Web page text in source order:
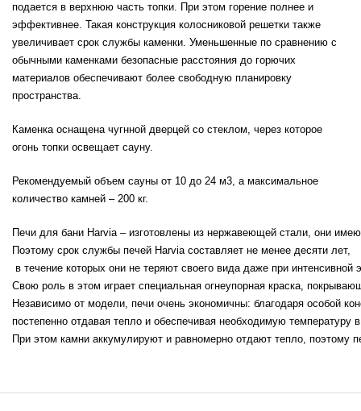
подается в верхнюю часть топки. При этом горение полнее и
эффективнее. Такая конструкция колосниковой решетки также
увеличивает срок службы каменки. Уменьшенные по сравнению с
обычными каменками безопасные расстояния до горючих
материалов обеспечивают более свободную планировку
пространства.
Каменка оснащена чугнной дверцей со стеклом, через которое
огонь топки освещает сауну.
Рекомендуемый объем сауны от 10 до 24 м3, а максимальное
количество камней – 200 кг.
Печи для бани Harvia – изготовлены из нержавеющей стали, они
Поэтому срок службы печей Harvia составляет не менее десяти лет,
в течение которых они не теряют своего вида даже при интенсивной
Свою роль в этом играет специальная огнеупорная краска,
Независимо от модели, печи очень экономичны: благодаря особой
постепенно отдавая тепло и обеспечивая необходимую температуру
При этом камни аккумулируют и равномерно отдают тепло, поэтому